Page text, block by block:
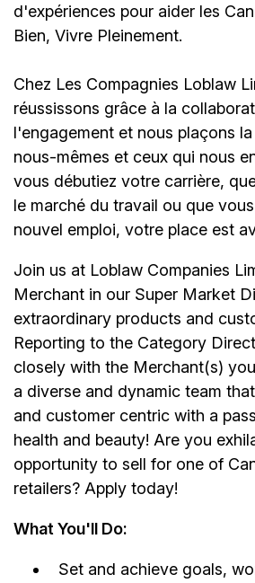
d'expériences pour aider les
Bien, Vivre Pleinement.
Chez Les Compagnies Loblaw
réussissons grâce à la
l'engagement et nous plaçons
nous-mêmes et ceux qui nous
vous débutiez votre carrière,
le marché du travail ou que
nouvel emploi, votre place est
Join us at Loblaw Companies
Merchant in our Super Market
extraordinary products and
Reporting to the Category
closely with the Merchant(s)
a diverse and dynamic team
and customer centric with a
health and beauty! Are you
opportunity to sell for one of
retailers? Apply today!
What You'll Do:
Set and achieve goals,